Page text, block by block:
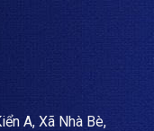
A, Xã Nhà Bè,